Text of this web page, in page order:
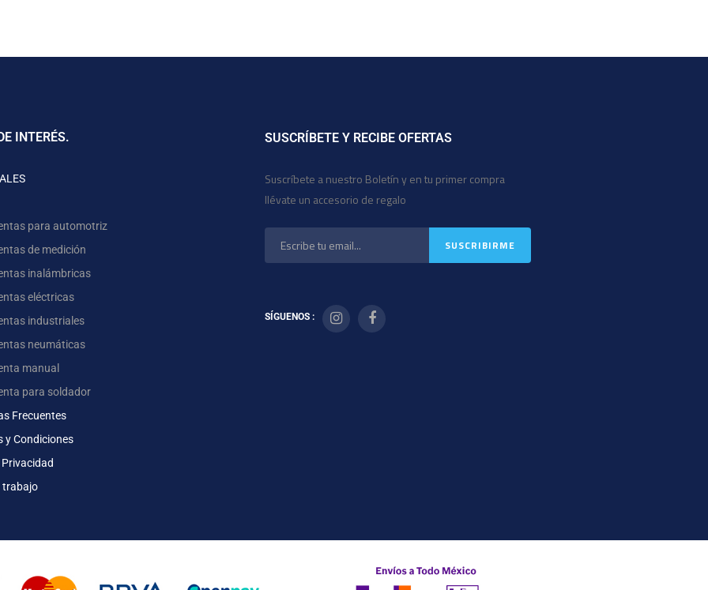
INTERÉS.
para automotriz
de medición
inalámbricas
eléctricas
industriales
neumáticas
manual
para soldador
Frecuentes
y Condiciones
trabajo
SUSCRÍBETE Y RECIBE OFERTAS
Suscríbete a nuestro Boletín y en tu primer compra
llévate un accesorio de regalo
SÍGUENOS :